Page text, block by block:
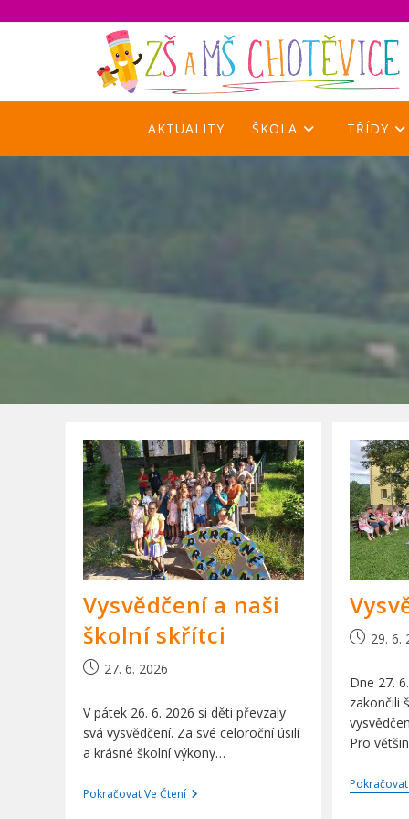
AKTUALITY ŠKOLA TŘÍDY
Vysvědčení a naši
školní skřítci
Příspěvek
publikován
27. 6. 2026
V pátek 26. 6. 2026 si děti převzaly
svá vysvědčení. Za své celoroční úsilí
a krásné školní výkony…
Pokračovat Ve ČteníVysvědčení
A
Příspěvek
publikován
29. 6.
Dne 27.
zakončili
Pro